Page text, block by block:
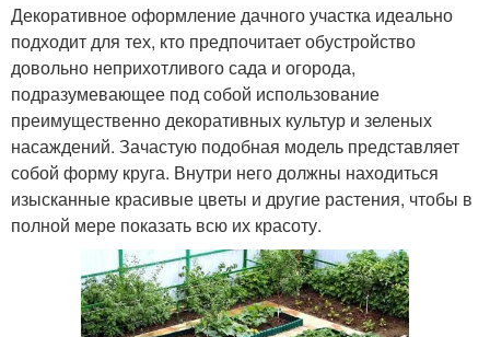
Декоративное оформление дачного участка идеально
подходит для тех, кто предпочитает обустройство
довольно неприхотливого сада и огорода,
подразумевающее под собой использование
преимущественно декоративных культур и зеленых
насаждений. Зачастую подобная модель представляет
собой форму круга. Внутри него должны находиться
изысканные красивые цветы и другие растения, чтобы в
полной мере показать всю их красоту.